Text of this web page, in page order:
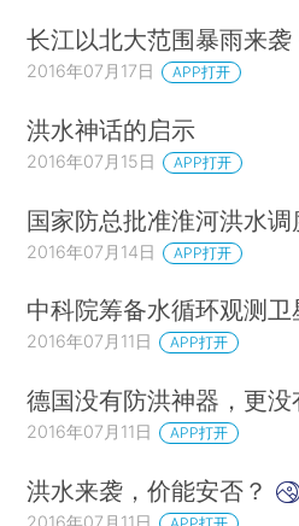
长江以北大范围暴雨来
2016年07月17日 APP打开
洪水神话的启示
2016年07月15日 APP打开
国家防总批准淮河洪水调
2016年07月14日 APP打开
中科院筹备水循环观测
2016年07月11日 APP打开
德国没有防洪神器，更
2016年07月11日 APP打开
洪水来袭，价能安否？